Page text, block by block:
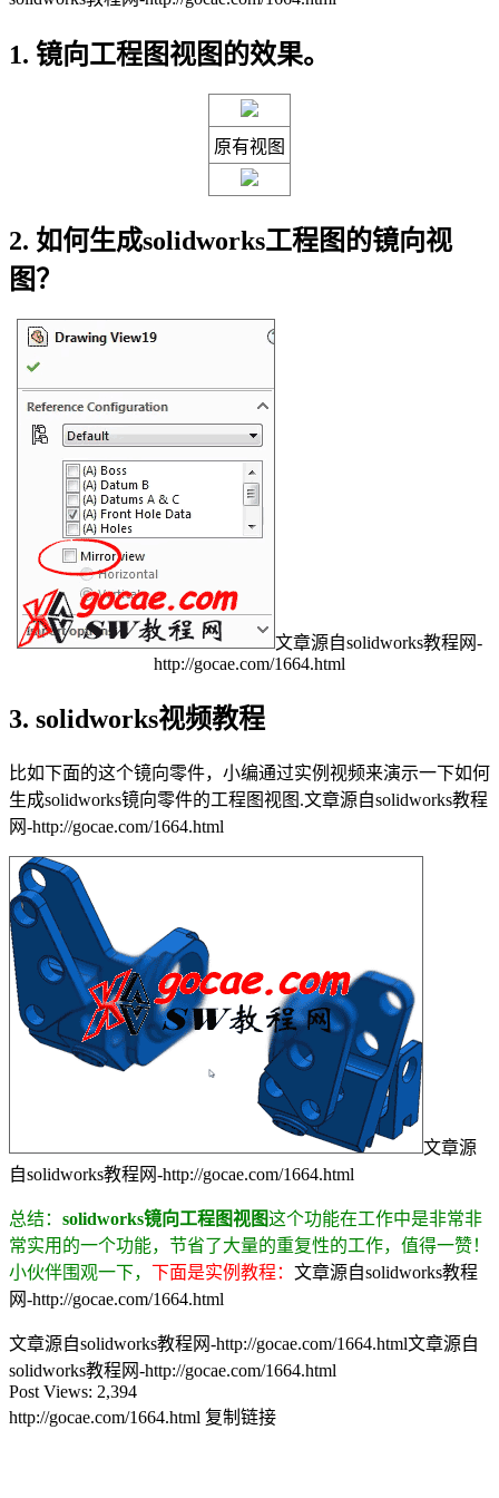
1. 镜向工程图视图的效果。
原有视图
2. 如何生成solidworks工程图的镜向视
图？
文章源自solidworks教程网-
http://gocae.com/1664.html
3. solidworks视频教程
比如下面的这个镜向零件，小编通过实例视频来演示一下如何
生成solidworks镜向零件的工程图视图.文章源自solidworks教程
网-http://gocae.com/1664.html
文章源
自solidworks教程网-http://gocae.com/1664.html
总结： solidworks镜向工程图视图这个功能在工作中是非常非
常实用的一个功能，节省了大量的重复性的工作，值得一赞！
小伙伴围观一下， 下面是实例教程： 文章源自solidworks教程
网-http://gocae.com/1664.html
文章源自solidworks教程网-http://gocae.com/1664.html文章源自
solidworks教程网-http://gocae.com/1664.html
Post Views: 2,394
http://gocae.com/1664.html 复制链接